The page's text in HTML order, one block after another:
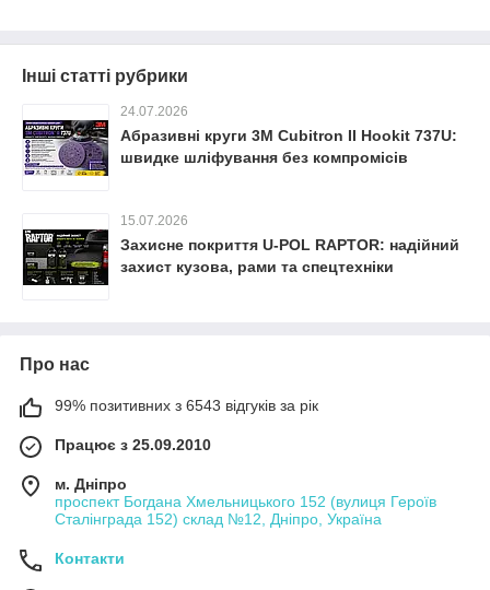
Інші статті рубрики
24.07.2026
Абразивні круги 3M Cubitron II Hookit 737U:
швидке шліфування без компромісів
15.07.2026
Захисне покриття U-POL RAPTOR: надійний
захист кузова, рами та спецтехніки
Про нас
99% позитивних з 6543 відгуків за рік
Працює з 25.09.2010
м. Дніпро
проспект Богдана Хмельницького 152 (вулиця Героїв
Сталінграда 152) склад №12, Дніпро, Україна
Контакти